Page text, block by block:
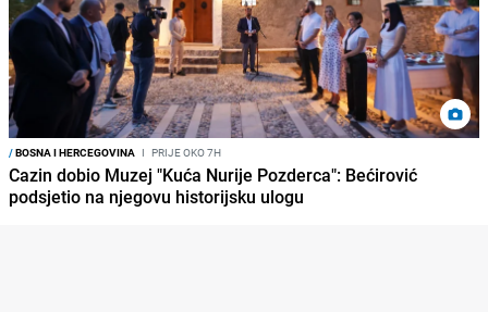
/BOSNA I HERCEGOVINA I PRIJE OKO 7H
Cazin dobio Muzej "Kuća Nurije Pozderca": Bećirović
podsjetio na njegovu historijsku ulogu